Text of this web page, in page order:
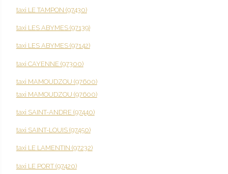
taxi LE TAMPON (97430)
taxi LES ABYMES (97139)
taxi LES ABYMES (97142)
taxi CAYENNE (97300)
taxi MAMOUDZOU (97600)
taxi MAMOUDZOU (97600)
taxi SAINT-ANDRE (97440)
taxi SAINT-LOUIS (97450)
taxi LE LAMENTIN (97232)
taxi LE PORT (97420)